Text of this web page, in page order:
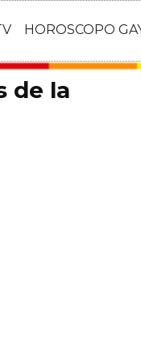
HOROSCOPO
de la